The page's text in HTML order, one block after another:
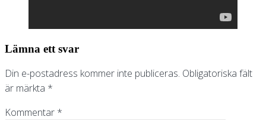
Lämna ett svar
Din e-postadress kommer inte publiceras. Obligatoriska fält
är märkta *
Kommentar *